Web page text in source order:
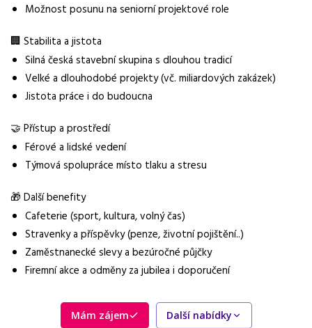
Možnost posunu na seniorní projektové role
🏢 Stabilita a jistota
Silná česká stavební skupina s dlouhou tradicí
Velké a dlouhodobé projekty (vč. miliardových zakázek)
Jistota práce i do budoucna
🤝 Přístup a prostředí
Férové a lidské vedení
Týmová spolupráce místo tlaku a stresu
🎁 Další benefity
Cafeterie (sport, kultura, volný čas)
Stravenky a příspěvky (penze, životní pojištění..)
Zaměstnanecké slevy a bezúročné půjčky
Firemní akce a odměny za jubilea i doporučení
Mám zájem Další nabídky